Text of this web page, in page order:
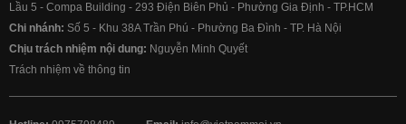
Lầu 5 - Compa Building - 293 Điện Biên Phủ - Phường Gia Định - TP.HCM
Chi nhánh: Số 5 - Khu 38A Trần Phú - Phường Ba Đình - TP. Hà Nội
Chịu trách nhiệm nội dung: Nguyễn Minh Quyết
Trách nhiệm về thông tin